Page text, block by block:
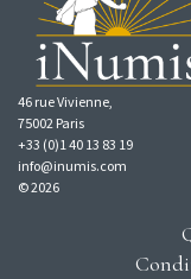
46 rue Vivienne,
75002 Paris
+33 (0)1 40 13 83 19
info@inumis.com
© 2026